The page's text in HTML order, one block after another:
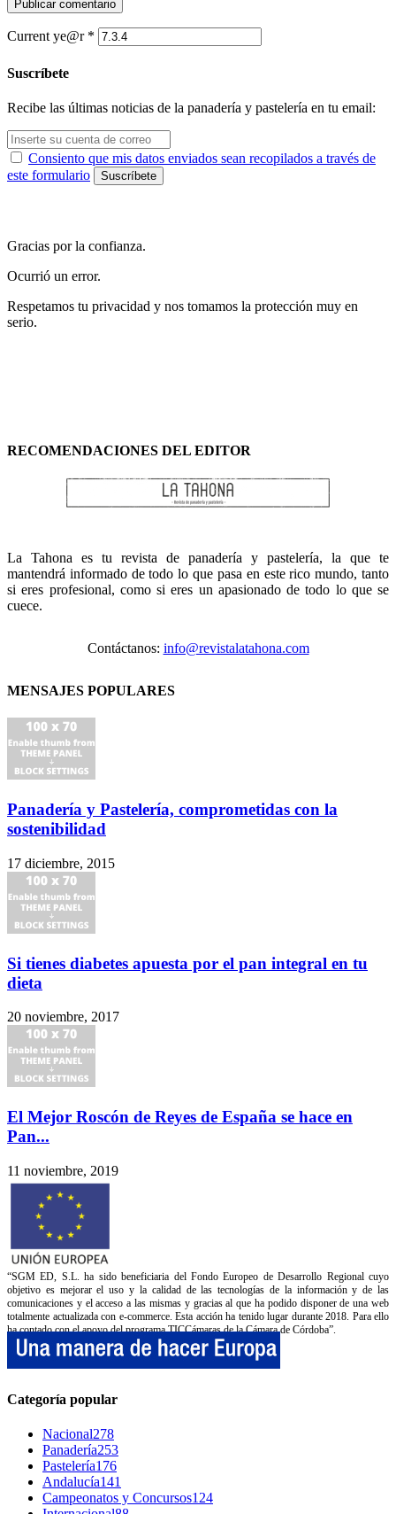
Current ye@r *
Suscríbete
Recibe las últimas noticias de la panadería y pastelería en tu email:
Consiento que mis datos enviados sean recopilados a través de
este formulario
Gracias por la confianza.
Ocurrió un error.
Respetamos tu privacidad y nos tomamos la protección muy en
serio.
RECOMENDACIONES DEL EDITOR
La Tahona es tu revista de panadería y pastelería, la que te
mantendrá informado de todo lo que pasa en este rico mundo, tanto
si eres profesional, como si eres un apasionado de todo lo que se
cuece.
Contáctanos: info@revistalatahona.com
MENSAJES POPULARES
Panadería y Pastelería, comprometidas con la
sostenibilidad
17 diciembre, 2015
Si tienes diabetes apuesta por el pan integral en tu
dieta
20 noviembre, 2017
El Mejor Roscón de Reyes de España se hace en
Pan...
11 noviembre, 2019
“SGM ED, S.L. ha sido beneficiaria del Fondo Europeo de Desarrollo Regional cuyo
objetivo es mejorar el uso y la calidad de las tecnologías de la información y de las
comunicaciones y el acceso a las mismas y gracias al que ha podido disponer de una web
totalmente actualizada con e-commerce. Esta acción ha tenido lugar durante 2018. Para ello
ha contado con el apoyo del programa TICCámaras de la Cámara de Córdoba”.
Categoría popular
Nacional278
Panadería253
Pastelería176
Andalucía141
Campeonatos y Concursos124